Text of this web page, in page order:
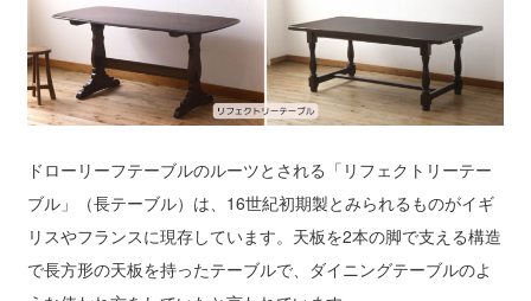
ドローリーフテーブルのルーツとされる「リフェクトリーテー
ブル」（長テーブル）は、16世紀初期製とみられるものがイギ
リスやフランスに現存しています。天板を2本の脚で支える構造
で長方形の天板を持ったテーブルで、ダイニングテーブルのよ